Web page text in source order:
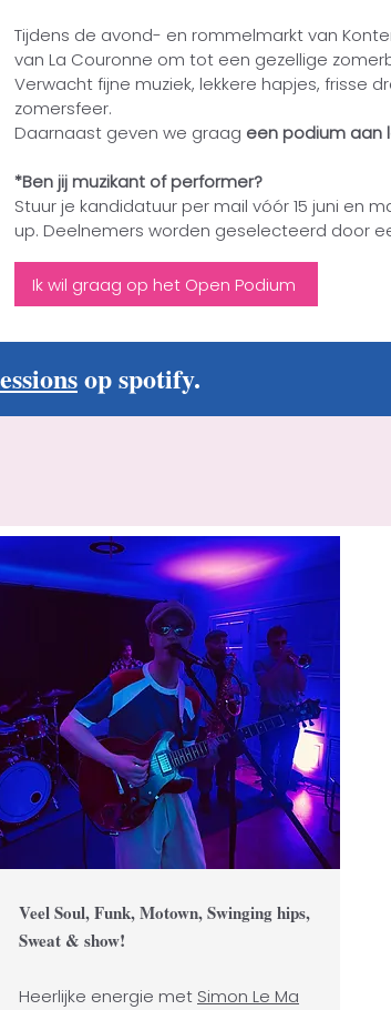
Tijdens de avond- en rommelmarkt van
van La Couronne om tot een gezellige
Verwacht fijne muziek, lekkere hapjes, frisse
zomersfeer.
Daarnaast geven we graag een podium aan
*Ben jij muzikant of performer?
Stuur je kandidatuur per mail vóór 15 juni en
up. Deelnemers worden geselecteerd door
Ik wil graag op het Open Podium
op spotify.
Veel Soul, Funk, Motown, Swinging hips,
Sweat & show!
Heerlijke energie met Simon Le Ma